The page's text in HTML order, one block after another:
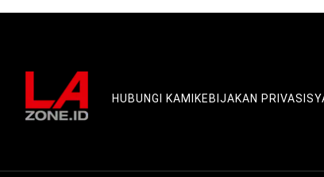
HUBUNGI KAMIKEBIJAKAN PRIVASI